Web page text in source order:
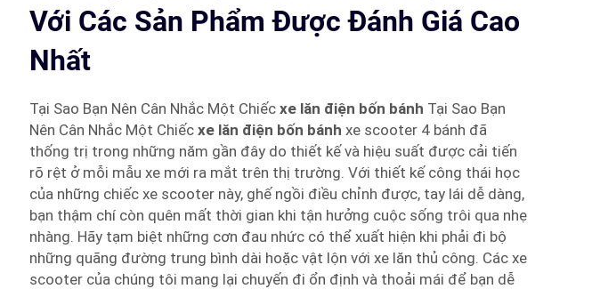
Với Các Sản Phẩm Được Đánh Giá Cao
Nhất
Tại Sao Bạn Nên Cân Nhắc Một Chiếc xe lăn điện bốn bánh Tại Sao Bạn
Nên Cân Nhắc Một Chiếc xe lăn điện bốn bánh xe scooter 4 bánh đã
thống trị trong những năm gần đây do thiết kế và hiệu suất được cải tiến
rõ rệt ở mỗi mẫu xe mới ra mắt trên thị trường. Với thiết kế công thái học
của những chiếc xe scooter này, ghế ngồi điều chỉnh được, tay lái dễ dàng,
bạn thậm chí còn quên mất thời gian khi tận hưởng cuộc sống trôi qua nhẹ
nhàng. Hãy tạm biệt những cơn đau nhức có thể xuất hiện khi phải đi bộ
những quãng đường trung bình dài hoặc vật lộn với xe lăn thủ công. Các xe
scooter của chúng tôi mang lại chuyến đi ổn định và thoải mái để bạn dễ